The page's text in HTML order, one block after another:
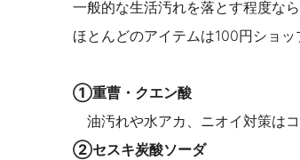
一般的な生活汚れを落とす程度な
ほとんどのアイテムは100円ショッ
①重曹・クエン酸
油汚れや水アカ、ニオイ対策は
②セスキ炭酸ソーダ